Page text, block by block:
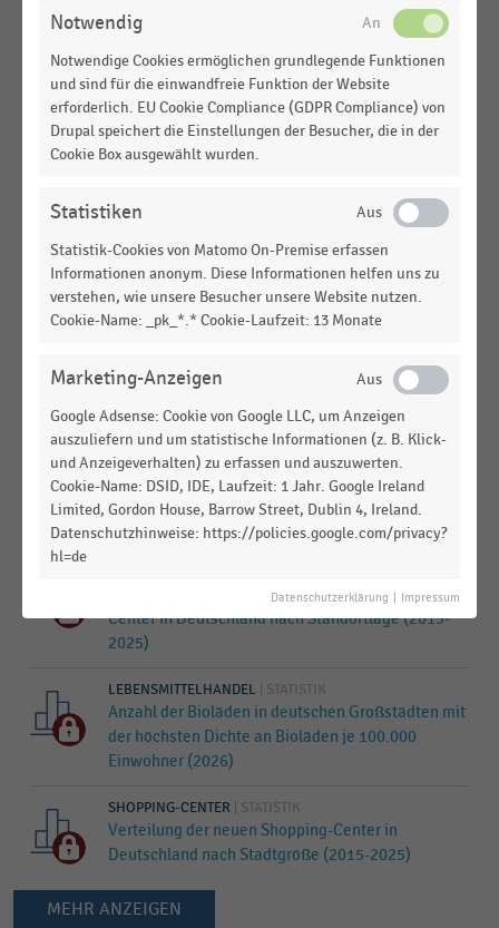
Landbevölkerung - für eine digitale Beratung im
Online-Handel eignen (2026)
E-COMMERCE|STATISTIK
Ranking der wichtigsten Voraussetzungen für die
Nutzung digitaler Beratung im Online-Handel aus
Konsumentensicht - Stadt- vs. Landbevölkerung
E-COMMERCE
Einkaufsphase im Online-Einkauf mit dem
höchsten Mehrwert für dialogbasierte digitale
Beratung aus Verbrauchersicht - Stadt- vs.
Landbevölkerung (2026)
KAUF - UND
WARENHÄUSER|
UNTERNEHMENSPORTRÄTS
Karstadt
GESAMTWIRTSCHAFTLICHE
RAHMENBEDINGUNGEN
|
Top-10-Städte mit der höchsten Schuldnerquote
(2024-2025)
Prozentuale Verteilung der neuen Shopping-
Center in Deutschland nach Standortlage (2015-
2025)
LEBENSMITTELHANDEL STATISTIK
Anzahl der Bioläden in deutschen Großstädten mit
der höchsten Dichte an Bioläden je 100.000
Einwohner (2026)
SHOPPING-CENTER STATISTIK
Verteilung der neuen Shopping-Center in
Deutschland nach Stadtgröße (2015-2025)
MEHR ANZEIGEN
Notwendig
Notwendige Cookies ermöglichen grundlegende Funktionen
und sind für die einwandfreie Funktion der Website
erforderlich. EU Cookie Compliance (GDPR Compliance) von
Drupal speichert die Einstellungen der Besucher, die in der
Cookie Box ausgewählt wurden.
Statistiken
Statistik-Cookies von Matomo On-Premise erfassen
Informationen anonym. Diese Informationen helfen uns zu
verstehen, wie unsere Besucher unsere Website nutzen.
Cookie-Name: _pk_*.* Cookie-Laufzeit: 13 Monate
Marketing-Anzeigen
Google Adsense: Cookie von Google LLC, um Anzeigen
auszuliefern und um statistische Informationen (z. B. Klick-
und Anzeigeverhalten) zu erfassen und auszuwerten.
Cookie-Name: DSID, IDE, Laufzeit: 1 Jahr. Google Ireland
Limited, Gordon House, Barrow Street, Dublin 4, Ireland.
Datenschutzhinweise: https://policies.google.com/privacy?
hl=de
Datenschutzerklärung Impressum